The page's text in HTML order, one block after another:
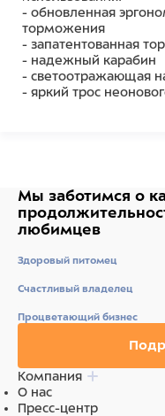
- обновленная
торможения
- запатентованная
- надежный карабин
- светоотражающая
- яркий трос
длины —
контролировать
Корпус рулетки
еще большую
любимцем.
Длина 5 м, цвет
ударопрочный пластик
Мы заботимся о
любимцев
Здоровый питомец
Счастливый владелец
Процветающий бизнес
Компания
О нас
Пресс-центр